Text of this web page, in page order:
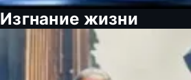
Изгнание жизни